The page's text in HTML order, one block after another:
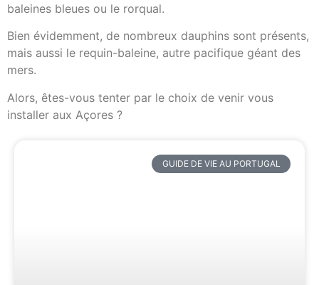
baleines bleues ou le rorqual.
Bien évidemment, de nombreux dauphins sont présents,
mais aussi le requin-baleine, autre pacifique géant des
mers.
Alors, êtes-vous tenter par le choix de venir vous
installer aux Açores ?
GUIDE DE VIE AU PORTUGAL